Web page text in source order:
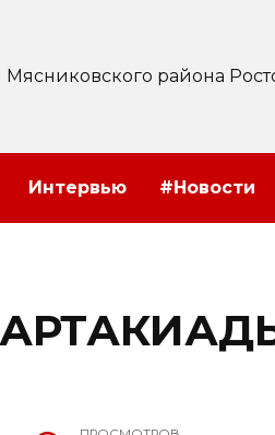
Мясниковского района
Интервью #Новости